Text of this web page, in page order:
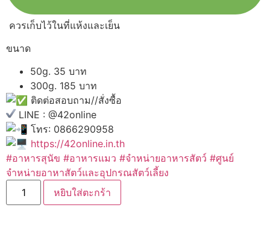
ควรเก็บไว้ในที่แห้งและเย็น
ขนาด
50g. 35 บาท
300g. 185 บาท
ติดต่อสอบถาม//สั่งซื้อ
LINE : @42online
โทร: 0866290958
https://42online.in.th
#อาหารสุนัข #อาหารแมว #จำหน่ายอาหารสัตว์ #ศูนย์
จำหน่ายอาหาสัตว์และอุปกรณสัตว์เลี้ยง
จำนวน
Mochi
Jerky
หยิบใส่ตะกร้า